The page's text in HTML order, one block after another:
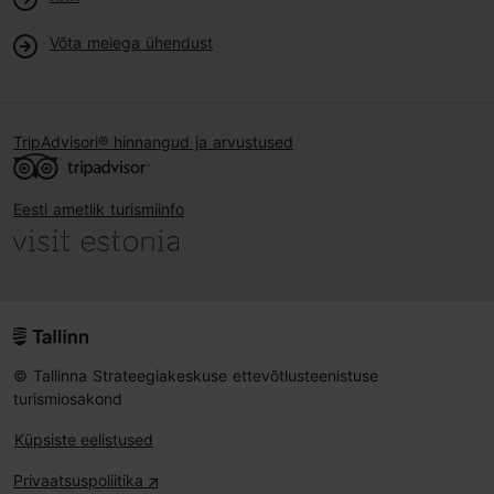
Võta meiega ühendust
TripAdvisori® hinnangud ja arvustused
Eesti ametlik turismiinfo
© Tallinna Strateegiakeskuse ettevõtlusteenistuse
turismiosakond
Küpsiste eelistused
Privaatsuspoliitika